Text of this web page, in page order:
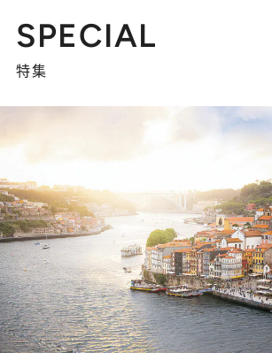
SPECIAL
特集